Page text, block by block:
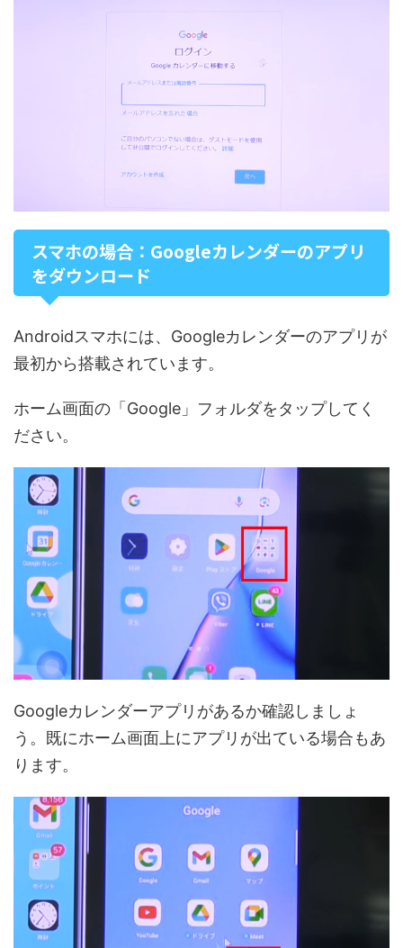
スマホの場合：Googleカレンダーのアプリ
をダウンロード
Androidスマホには、Googleカレンダーのアプリが
最初から搭載されています。
ホーム画面の「Google」フォルダをタップしてく
ださい。
Googleカレンダーアプリがあるか確認しましょ
う。既にホーム画面上にアプリが出ている場合もあ
ります。